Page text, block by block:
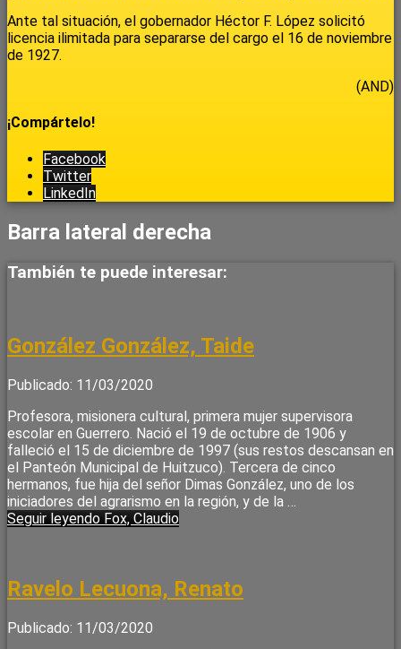
Ante tal situación, el gobernador Héctor F. López solicitó
licencia ilimitada para separarse del cargo el 16 de noviembre
de 1927.
(AND)
¡Compártelo!
Facebook
Twitter
LinkedIn
Barra lateral derecha
También te puede interesar:
González González, Taide
Publicado: 11/03/2020
Profesora, misionera cultural, primera mujer supervisora
escolar en Guerrero. Nació el 19 de octubre de 1906 y
falleció el 15 de diciembre de 1997 (sus restos descansan en
el Panteón Municipal de Huitzuco). Tercera de cinco
hermanos, fue hija del señor Dimas González, uno de los
iniciadores del agrarismo en la región, y de la …
Seguir leyendo Fox, Claudio
Ravelo Lecuona, Renato
Publicado: 11/03/2020